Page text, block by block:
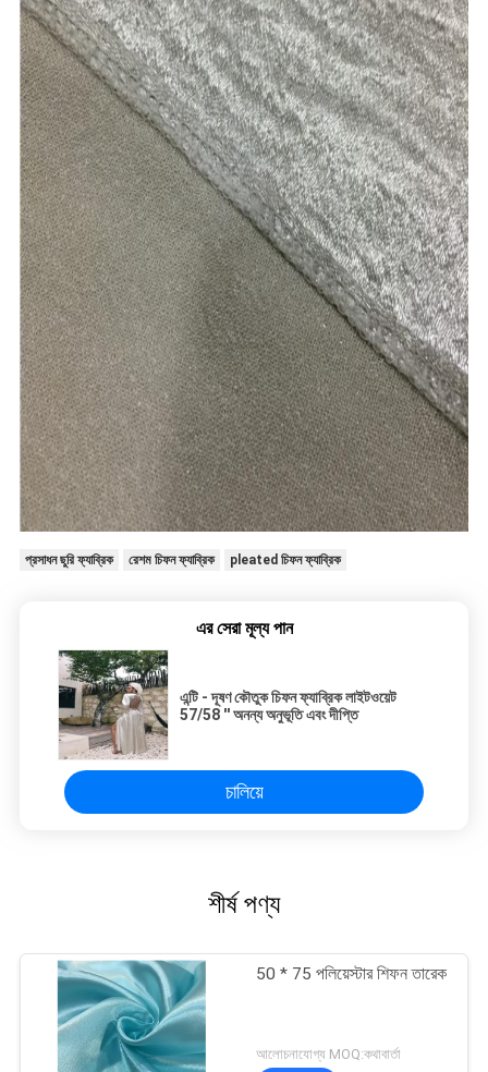
প্রসাধন ছুরি ফ্যাব্রিক রেশম চিফন ফ্যাব্রিক pleated চিফন ফ্যাব্রিক
এর সেরা মূল্য পান
এন্টি - দূষণ কৌতুক চিফন ফ্যাব্রিক লাইটওয়েট
57/58 '' অনন্য অনুভূতি এবং দীপ্তি
চালিয়ে
শীর্ষ পণ্য
50 * 75 পলিয়েস্টার শিফন তারেক
আলোচনাযোগ্য MOQ:কথাবার্তা